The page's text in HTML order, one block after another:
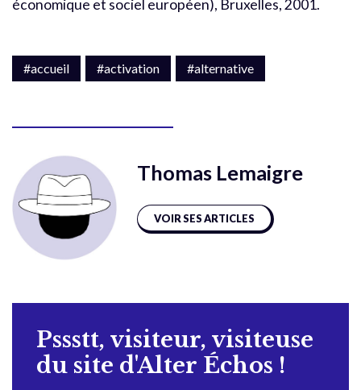
économique et sociel européen), Bruxelles, 2001.
#accueil #activation #alternative
Thomas Lemaigre
VOIR SES ARTICLES
Pssstt, visiteur, visiteuse
du site d'Alter Échos !